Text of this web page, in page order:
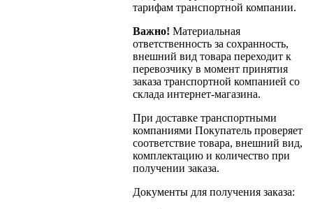
тарифам транспортной компании.
Важно! Материальная
ответственность за сохранность,
внешний вид товара переходит к
перевозчику в момент принятия
заказа транспортной компанией со
склада интернет-магазина.
При доставке транспортными
компаниями Покупатель проверяет
соответствие товара, внешний вид,
комплектацию и количество при
получении заказа.
Документы для получения заказа: